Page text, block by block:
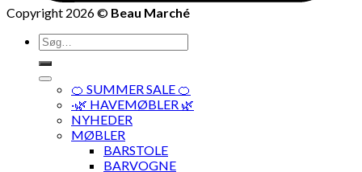
Copyright 2026 © Beau Marché
Søg
efter:
🍊 SUMMER SALE 🍊
·🌿 HAVEMØBLER 🌿
NYHEDER
MØBLER
BARSTOLE
BARVOGNE